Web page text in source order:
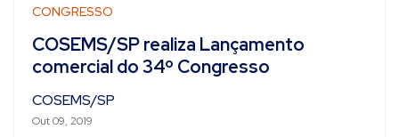
CONGRESSO
COSEMS/SP realiza Lançamento
comercial do 34º Congresso
COSEMS/SP
Out 09, 2019